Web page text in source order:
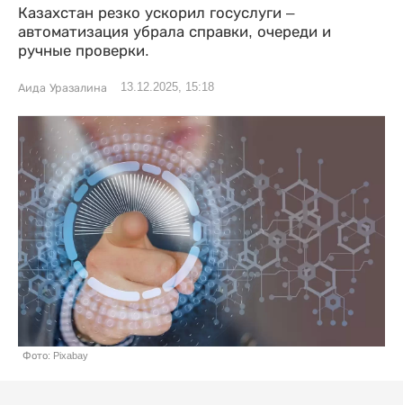
Казахстан резко ускорил госуслуги –
автоматизация убрала справки, очереди и
ручные проверки.
Аида Уразалина 13.12.2025, 15:18
Фото: Pixabay